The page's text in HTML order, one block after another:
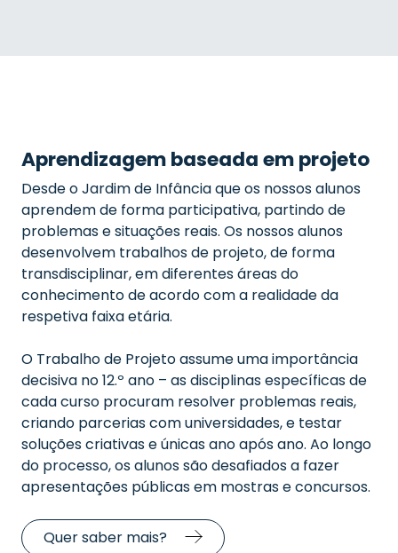
Aprendizagem baseada em projeto
Desde o Jardim de Infância que os nossos alunos
aprendem de forma participativa, partindo de
problemas e situações reais. Os nossos alunos
desenvolvem trabalhos de projeto, de forma
transdisciplinar, em diferentes áreas do
conhecimento de acordo com a realidade da
respetiva faixa etária.
O Trabalho de Projeto assume uma importância
decisiva no 12.º ano – as disciplinas específicas de
cada curso procuram resolver problemas reais,
criando parcerias com universidades, e testar
soluções criativas e únicas ano após ano. Ao longo
do processo, os alunos são desafiados a fazer
apresentações públicas em mostras e concursos.
Quer saber mais?